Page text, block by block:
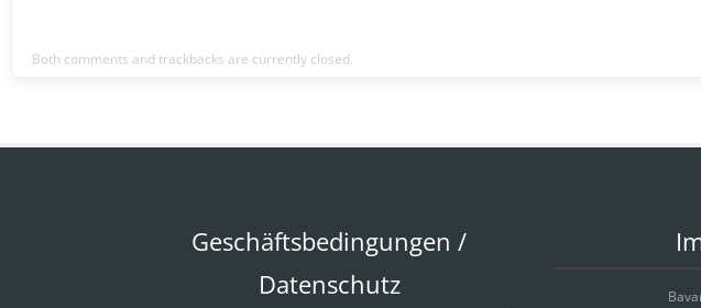
Both comments and trackbacks are currently closed.
Geschäftsbedingungen /
Datenschutz